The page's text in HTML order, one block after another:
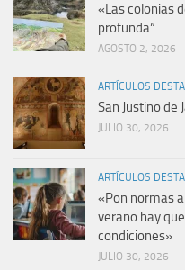
«Las colonias
profunda”
AGOSTO 2, 2026
ARTÍCULOS
San Justino de
JULIO 30, 2026
ARTÍCULOS
«Pon normas
verano hay
condiciones»
JULIO 30, 2026